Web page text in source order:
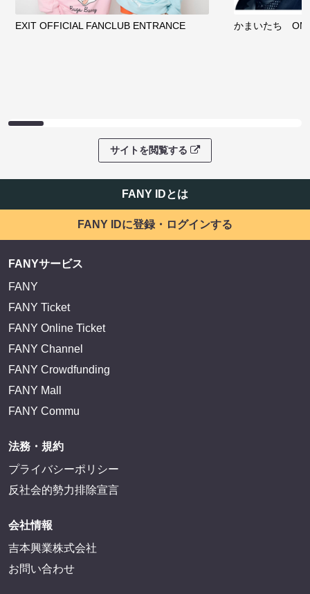
EXIT OFFICIAL FANCLUB ENTRANCE かまいたち
サイトを閲覧する
FANY IDとは
FANY IDに登録・ログインする
FANYサービス
FANY
FANY Ticket
FANY Online Ticket
FANY Channel
FANY Crowdfunding
FANY Mall
FANY Commu
法務・規約
プライバシーポリシー
反社会的勢力排除宣言
会社情報
吉本興業株式会社
お問い合わせ